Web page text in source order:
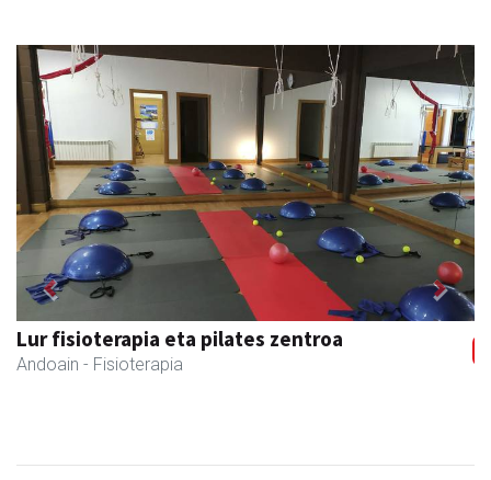
Ernaitza liburu-denda
Andoain - Liburu-dendak
Previous Next